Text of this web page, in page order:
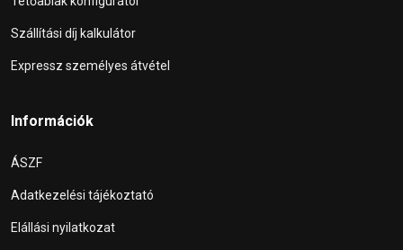
Szállítási díj kalkulátor
Expressz személyes átvétel
Információk
ÁSZF
Adatkezelési tájékoztató
Elállási nyilatkozat